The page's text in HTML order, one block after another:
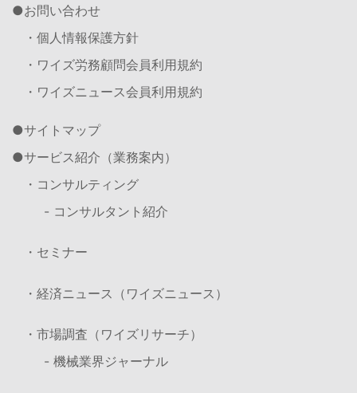
お問い合わせ
・個人情報保護方針
・ワイズ労務顧問会員利用規約
・ワイズニュース会員利用規約
サイトマップ
サービス紹介（業務案内）
・コンサルティング
- コンサルタント紹介
・セミナー
・経済ニュース（ワイズニュース）
・市場調査（ワイズリサーチ）
- 機械業界ジャーナル